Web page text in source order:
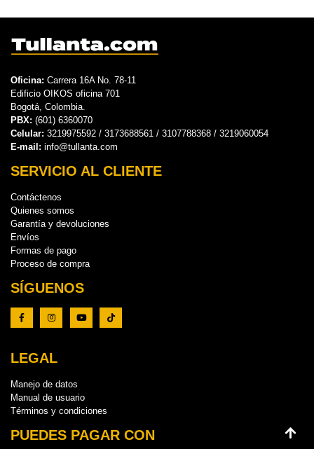
Oficina: Carrera 16A No. 78-11
Edificio OIKOS oficina 701
Bogotá, Colombia.
PBX: (601) 6360070
Celular: 3219975592 / 3173688561 / 3107788368 / 3219060054
E-mail: info@tullanta.com
SERVICIO AL CLIENTE
Contáctenos
Quienes somos
Garantía y devoluciones
Envíos
Formas de pago
Proceso de compra
SÍGUENOS
LEGAL
Manejo de datos
Manual de usuario
Términos y condiciones
PUEDES PAGAR CON